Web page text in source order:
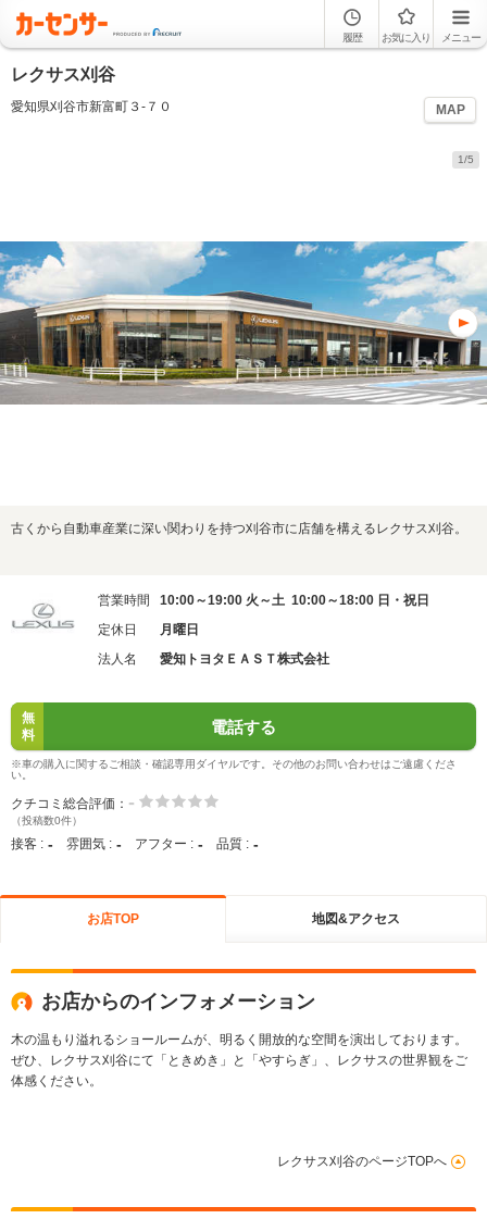
履歴 お気に入り メニュー
レクサス刈谷
愛知県刈谷市新富町３‐７０ MAP
1/5
古くから自動車産業に深い関わりを持つ刈谷市に店舗を構えるレクサス刈谷。
営業時間
10:00～19:00 火～土 10:00～18:00 日・祝日
定休日
月曜日
法人名
愛知トヨタＥＡＳＴ株式会社
無
料
電話する
※車の購入に関するご相談・確認専用ダイヤルです。その他のお問い合わせはご遠慮くださ
い。
クチコミ総合評価： -
（投稿数0件）
接客 : - 雰囲気 : - アフター : - 品質 : -
お店TOP 地図&アクセス
お店からのインフォメーション
木の温もり溢れるショールームが、明るく開放的な空間を演出しております。
ぜひ、レクサス刈谷にて「ときめき」と「やすらぎ」、レクサスの世界観をご
体感ください。
レクサス刈谷のページTOPへ